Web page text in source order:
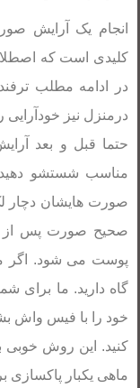
انجام یک آرایش
کلیدی است که
در ادامه مطلب
درمنزل نیز خودآرایی
حتما قبل و بعد
مناسب شستشو دهید.
صورت هایشان دچار
صحیح صورت پس از
پوست می شود. اگر
گاه دارید. ما برای
خود را با فیس واش
کنید. این روش
ماهی یکبار